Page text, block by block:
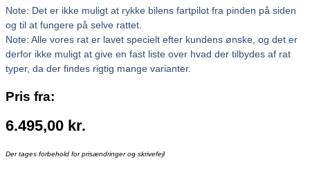
Note: Det er ikke muligt at rykke bilens fartpilot fra pinden på siden
og til at fungere på selve rattet.
Note: Alle vores rat er lavet specielt efter kundens ønske, og det er
derfor ikke muligt at give en fast liste over hvad der tilbydes af rat
typer, da der findes rigtig mange varianter.
Pris fra:
6.495,00 kr.
Der tages forbehold for prisændringer og skrivefejl